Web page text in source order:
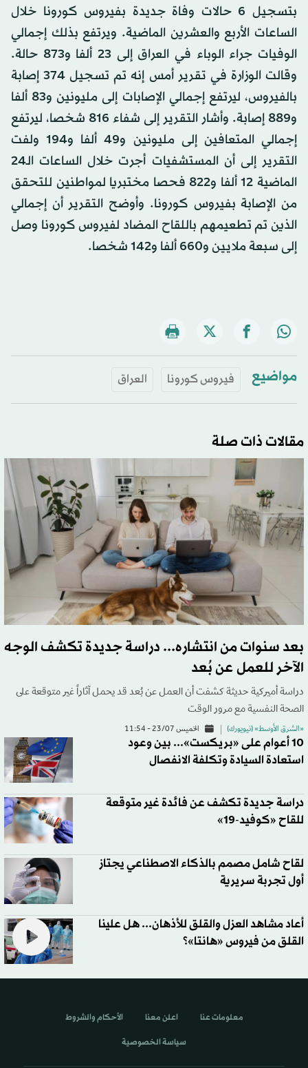
بتسجيل 6 حالات وفاة جديدة بفيروس كورونا خلال
الساعات الأربع والعشرين الماضية. ويرتفع بذلك إجمالي
الوفيات جراء الوباء في العراق إلى 23 ألفا و873 حالة.
وقالت الوزارة في تقرير أمس إنه تم تسجيل 374 إصابة
بالفيروس، ليرتفع إجمالي الإصابات إلى مليونين و83 ألفا
و889 إصابة. وأشار التقرير إلى شفاء 816 شخصا، ليرتفع
إجمالي المتعافين إلى مليونين و49 ألفا و194 ولفت
التقرير إلى أن المستشفيات أجرت خلال الساعات الـ24
الماضية 12 ألفا و822 فحصا مختبريا لمواطنين للتحقق
من الإصابة بفيروس كورونا. وأوضح التقرير أن إجمالي
الذين تم تطعيمهم باللقاح المضاد لفيروس كورونا وصل
إلى سبعة ملايين و660 ألفا و142 شخصا.
مواضيع فيروس كورونا العراق
مقالات ذات صلة
بعد سنوات من انتشاره... دراسة جديدة تكشف الوجه
الآخر للعمل عن بُعد
دراسة أميركية حديثة كشفت أن العمل عن بُعد قد يحمل آثاراً غير متوقعة على
الصحة النفسية مع مرور الوقت
«الشرق الأوسط» (نيويورك) الخميس 23/07 - 11:54
10 أعوام على «بريكست»... بين وعود
استعادة السيادة وتكلفة الانفصال
دراسة جديدة تكشف عن فائدة غير متوقعة
للقاح «كوفيد-19»
لقاح شامل مصمم بالذكاء الاصطناعي يجتاز
أول تجربة سريرية
أعاد مشاهد العزل والقلق للأذهان... هل علينا
القلق من فيروس «هانتا»؟
معلومات عنا اعلن معنا الأحكام والشروط
سياسة الخصوصية